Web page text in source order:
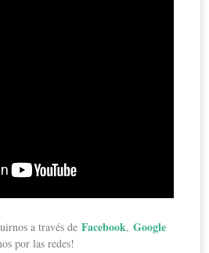
a través deFacebook,Google
por las redes!